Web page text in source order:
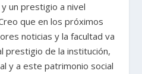
un prestigio a nivel
que en los próximos
noticias y la facultad va
prestigio de la institución,
y a este patrimonio social